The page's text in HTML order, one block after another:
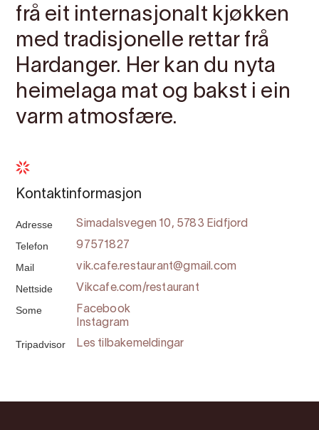
frå eit internasjonalt kjøkken
med tradisjonelle rettar frå
Hardanger. Her kan du nyta
heimelaga mat og bakst i ein
varm atmosfære.
Kontaktinformasjon
Adresse Simadalsvegen 10, 5783 Eidfjord
Telefon 97571827
Mail vik.cafe.restaurant@gmail.com
Nettside Vikcafe.com/restaurant
Some
Facebook
Instagram
Tripadvisor Les tilbakemeldingar